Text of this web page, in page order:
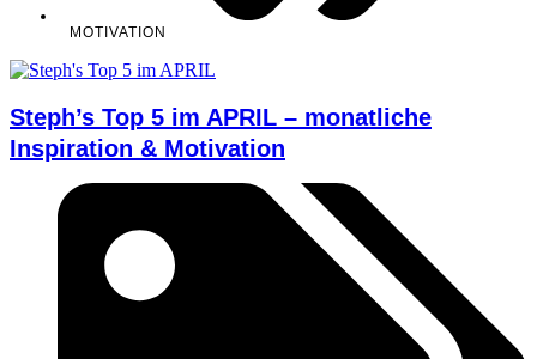
MOTIVATION
Steph’s Top 5 im APRIL – monatliche
Inspiration & Motivation